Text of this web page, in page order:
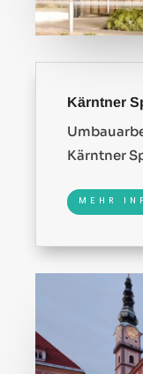
Kärntner
Kärntner
MEHR